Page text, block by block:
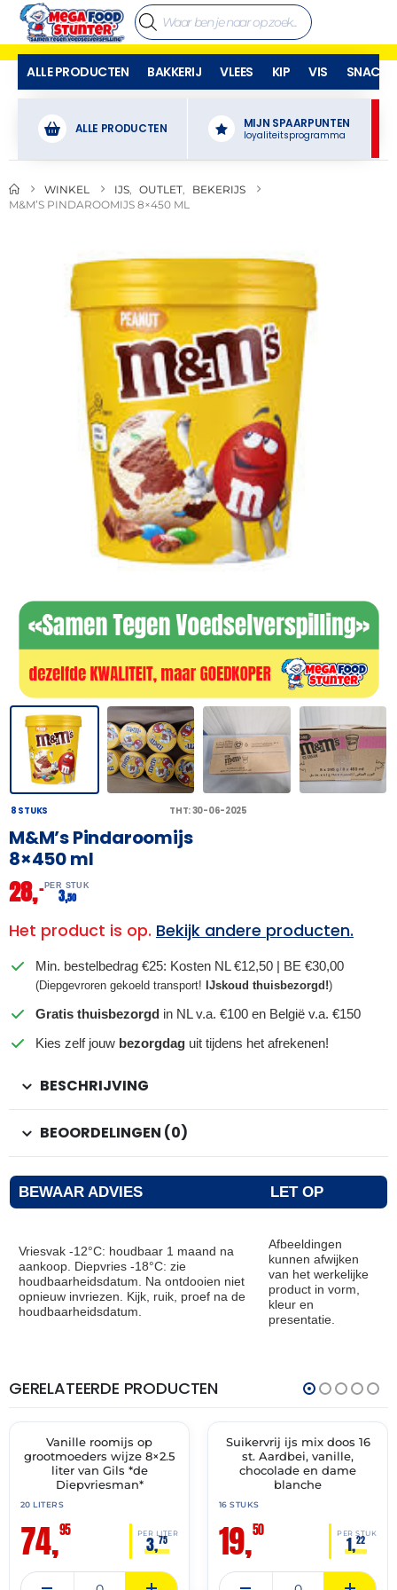
ALLE PRODUCTEN BAKKERIJ VLEES KIP VIS SNACKS
ALLE PRODUCTEN MIJN SPAARPUNTEN
loyaliteitsprogramma
WINKEL IJS OUTLET
BEKERIJS
M&M’S PINDAROOMIJS 8×450 ML
8 STUKS THT: 30-06-2025
M&M’s Pindaroomijs
8×450 ml
28,– PER STUK
3,50
Het product is op. Bekijk andere producten.
Min. bestelbedrag €25: Kosten NL €12,50 | BE €30,00
(Diepgevroren gekoeld transport! IJskoud thuisbezorgd!)
Gratis thuisbezorgd in NL v.a. €100 en België v.a. €150
Kies zelf jouw bezorgdag uit tijdens het afrekenen!
BESCHRIJVING
BEOORDELINGEN (0)
BEWAAR ADVIES LET OP
Vriesvak -12°C: houdbaar 1 maand na
aankoop. Diepvries -18°C: zie
houdbaarheidsdatum. Na ontdooien niet
opnieuw invriezen. Kijk, ruik, proef na de
houdbaarheidsdatum.
Afbeeldingen
kunnen afwijken
van het werkelijke
product in vorm,
kleur en
presentatie.
GERELATEERDE PRODUCTEN
✓ VAST ASSORTIMENT
THT:
02-
Vanille roomijs op
grootmoeders wijze 8×2.5
liter van Gils *de
Diepvriesman*
20 LITERS
74,95 PER LITER
3,75
✓ VAST ASSORTIMENT
Suikervrij ijs mix doos 16
st. Aardbei, vanille,
chocolade en dame
blanche
16 STUKS
19,50 PER STUK
1,22